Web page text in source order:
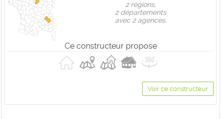
2 règions,
2 départements
avec 2 agences.
Ce constructeur propose
Voir ce constructeur